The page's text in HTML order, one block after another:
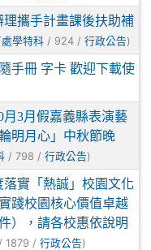
理攜手計畫課後扶助補
學特科 / 924 / 行政公告)
手冊 字卡 歡迎下載使
月3月假嘉義縣表演藝
明月心」中秋節晚
/ 798 / 行政公告)
落實「熱誠」校園文化
踐校園核心價值卓越
），請各校惠依說明
1879 / 行政公告)